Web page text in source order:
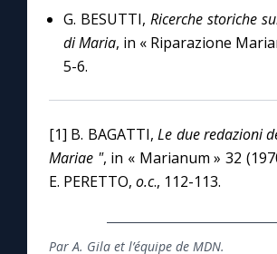
G. BESUTTI, Ricerche storiche
di Maria, in « Riparazione
5-6.
[1] B. BAGATTI,Le due redazioni
Mariae ", in « Marianum » 32
E. PERETTO, o.c., 112-113.
Par A. Gila et l’équipe de MDN.